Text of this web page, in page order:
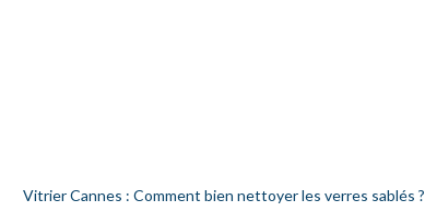
Vitrier Cannes : Comment bien nettoyer les verres sablés ?